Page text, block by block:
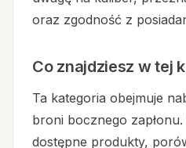
oraz zgodność z
Co znajdziesz w tej
Ta kategoria obejmuje
broni bocznego
dostępne produkty,